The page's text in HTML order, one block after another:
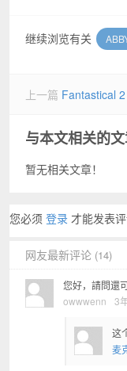
继续浏览有关
上一篇 Fantastical
与本文相关的
暂无相关文章！
您必须 登录 才能发表评
网友最新评论 (14)
您好，請問還
owwwenn
3
这
麦